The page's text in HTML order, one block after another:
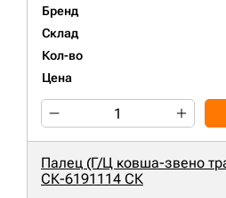
Бренд
Склад
Кол-во
Цена
Палец (Г/Ц ковша-звено
СК-6191114 СК